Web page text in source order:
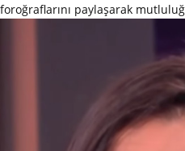
foroğraflarını paylaşarak